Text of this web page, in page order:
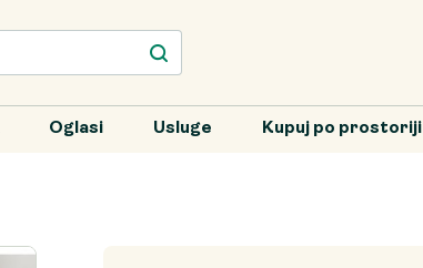
Oglasi Usluge Kupuj po prostoriji